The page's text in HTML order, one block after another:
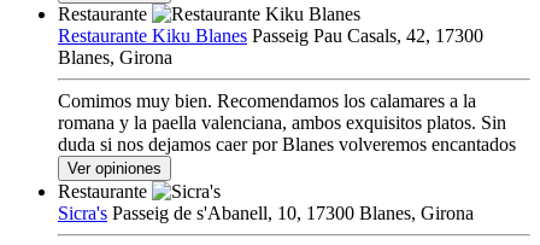
Restaurante
Restaurante Kiku Blanes Passeig Pau Casals, 42, 17300
Blanes, Girona
Comimos muy bien. Recomendamos los calamares a la
romana y la paella valenciana, ambos exquisitos platos. Sin
duda si nos dejamos caer por Blanes volveremos encantados
Ver opiniones
Restaurante
Sicra's Passeig de s'Abanell, 10, 17300 Blanes, Girona